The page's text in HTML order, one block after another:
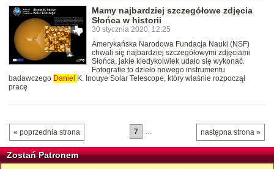
Mamy najbardziej szczegółowe zdjęcia
Słońca w historii
30 stycznia 2020, 12:25
Amerykańska Narodowa Fundacja Nauki (NSF)
chwali się najbardziej szczegółowymi zdjęciami
Słońca, jakie kiedykolwiek udało się wykonać.
Fotografie to dzieło nowego instrumentu
badawczego Daniel
K. Inouye Solar Telescope, który właśnie rozpoczął
pracę
« poprzednia strona następna strona »
7 …
Zostań Patronem